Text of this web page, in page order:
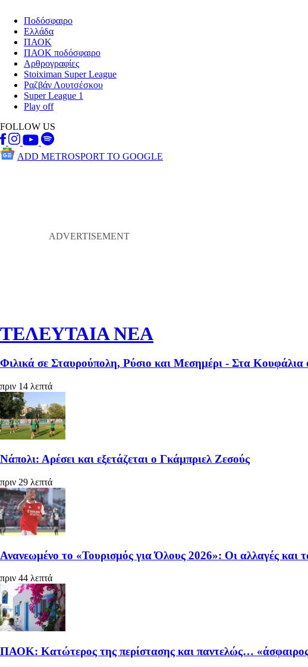
Ποδόσφαιρο
Ελλάδα
ΠΑΟΚ
ΠΑΟΚ ποδόσφαιρο
Αρθρογραφίες
Stoiximan Super League
Ραζβάν Λουτσέσκου
Super League 1
Play off
FOLLOW US
ADD METROSPORT TO GOOGLE
ΤΕΛΕΥΤΑΙΑ ΝΕΑ
Φιλικά σε Σταυρούπολη, Ρύσιο και Μεσημέρι - Στα
πριν 14 λεπτά
Νάπολι: Αρέσει και εξετάζεται ο Γκάμπριελ Ζεσούς
πριν 29 λεπτά
Ανανεωμένο το «Τουρισμός για Όλους 2026»: Οι αλλαγές και
πριν 44 λεπτά
ΠΑΟΚ: Κατώτερος της περίστασης και παντελώς…